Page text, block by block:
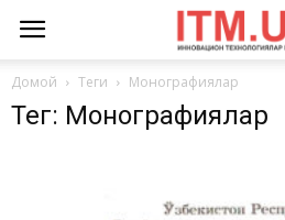
Домой Теги Монографиялар
Тег: Монографиялар